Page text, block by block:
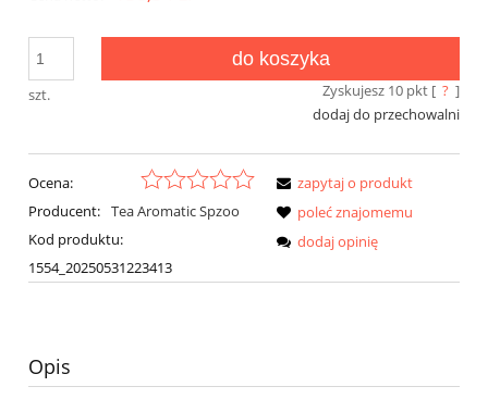
szt.
do koszyka
Zyskujesz 10pkt [ ? ]
dodaj do przechowalni
Ocena:
Producent: Tea Aromatic Spzoo
Kod produktu:
1554_20250531223413
zapytaj o produkt
poleć znajomemu
dodaj opinię
Opis